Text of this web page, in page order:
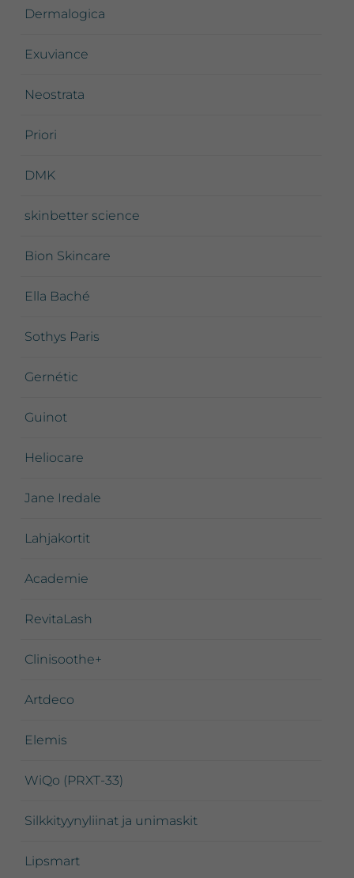
Dermalogica
Exuviance
Neostrata
Priori
DMK
skinbetter science
Bion Skincare
Ella Baché
Sothys Paris
Gernétic
Guinot
Heliocare
Jane Iredale
Lahjakortit
Academie
RevitaLash
Clinisoothe+
Artdeco
Elemis
WiQo (PRXT-33)
Silkkityynyliinat ja unimaskit
Lipsmart